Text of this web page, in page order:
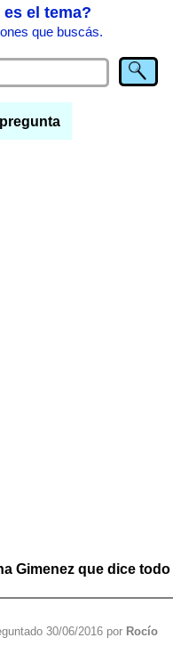
es el tema?
que buscás.
Gimenez que dice todo
30/06/2016 por Rocío